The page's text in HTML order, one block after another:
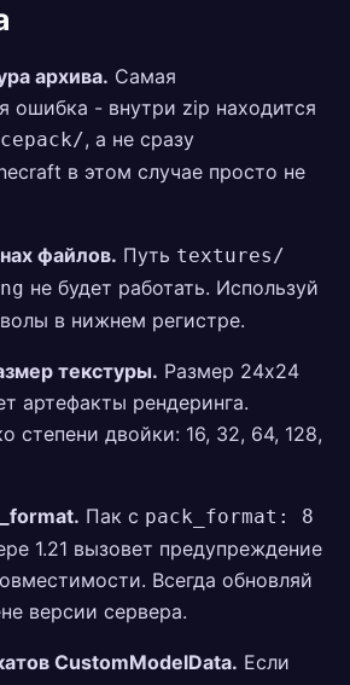
архива. Самая
ошибка - внутри zip находится
, а не сразу
в этом случае просто не
файлов. Путь textures/
не будет работать. Используй
в нижнем регистре.
текстуры. Размер 24x24
артефакты рендеринга.
степени двойки: 16, 32, 64, 128,
Пак с pack_format: 8
1.21 вызовет предупреждение
Всегда обновляй
версии сервера.
CustomModelData. Если